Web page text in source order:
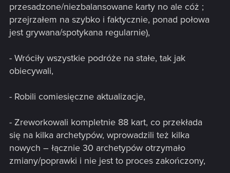
przesadzone/niezbalansowane karty no ale cóż ;
przejrzałem na szybko i faktycznie, ponad połowa
jest grywana/spotykana regularnie),
- Wróciły wszystkie podróże na stałe, tak jak
obiecywali,
- Robili comiesięczne aktualizacje,
- Zreworkowali kompletnie 88 kart, co przekłada
się na kilka archetypów, wprowadzili też kilka
nowych – łącznie 30 archetypów otrzymało
zmiany/poprawki i nie jest to proces zakończony,